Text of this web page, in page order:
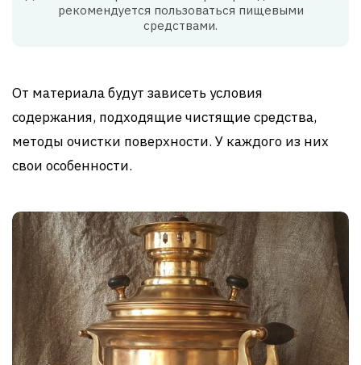
рекомендуется пользоваться пищевыми
средствами.
От материала будут зависеть условия
содержания, подходящие чистящие средства,
методы очистки поверхности. У каждого из них
свои особенности.